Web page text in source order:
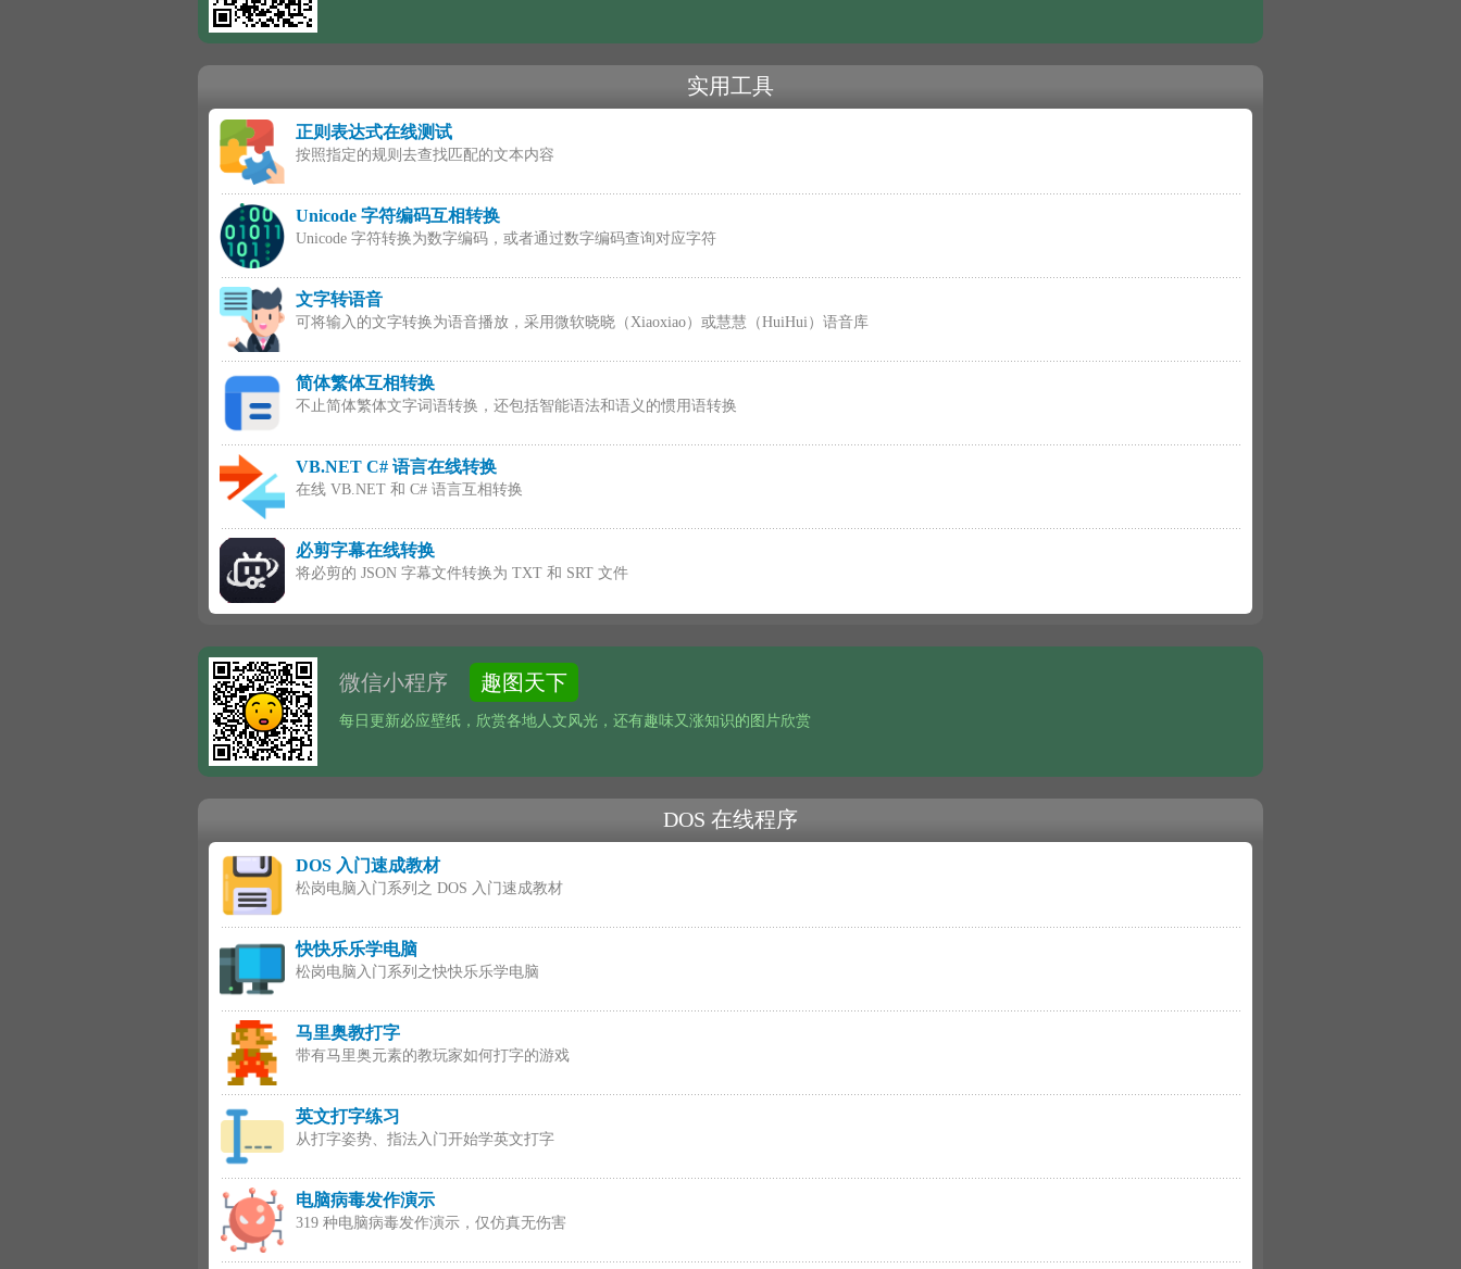
实用工具
正则表达式在线测试
按照指定的规则去查找匹配的文本内容
Unicode 字符编码互相转换
Unicode 字符转换为数字编码，或者通过数字编码查询对应字符
文字转语音
可将输入的文字转换为语音播放，采用微软晓晓（Xiaoxiao）或慧慧（HuiHui）语音库
简体繁体互相转换
不止简体繁体文字词语转换，还包括智能语法和语义的惯用语转换
VB.NET C# 语言在线转换
在线 VB.NET 和 C# 语言互相转换
必剪字幕在线转换
将必剪的 JSON 字幕文件转换为 TXT 和 SRT 文件
微信小程序 趣图天下
每日更新必应壁纸，欣赏各地人文风光，还有趣味又涨知识的图片欣赏
DOS 在线程序
DOS 入门速成教材
松岗电脑入门系列之 DOS 入门速成教材
快快乐乐学电脑
松岗电脑入门系列之快快乐乐学电脑
马里奥教打字
带有马里奥元素的教玩家如何打字的游戏
英文打字练习
从打字姿势、指法入门开始学英文打字
电脑病毒发作演示
319 种电脑病毒发作演示，仅仿真无伤害